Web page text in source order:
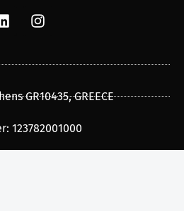
GR10435, GREECE
123782001000